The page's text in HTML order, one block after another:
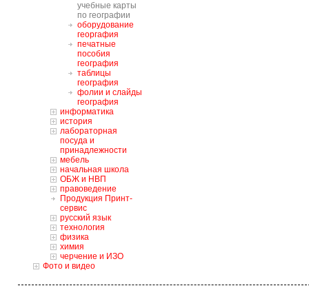
учебные карты
по географии
оборудование
георгафия
печатные
пособия
география
таблицы
география
фолии и слайды
география
информатика
история
лабораторная
посуда и
принадлежности
мебель
начальная школа
ОБЖ и НВП
правоведение
Продукция Принт-
сервис
русский язык
технология
физика
химия
черчение и ИЗО
Фото и видео